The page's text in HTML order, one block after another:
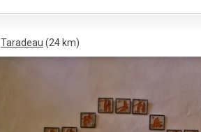
Taradeau (24 km)